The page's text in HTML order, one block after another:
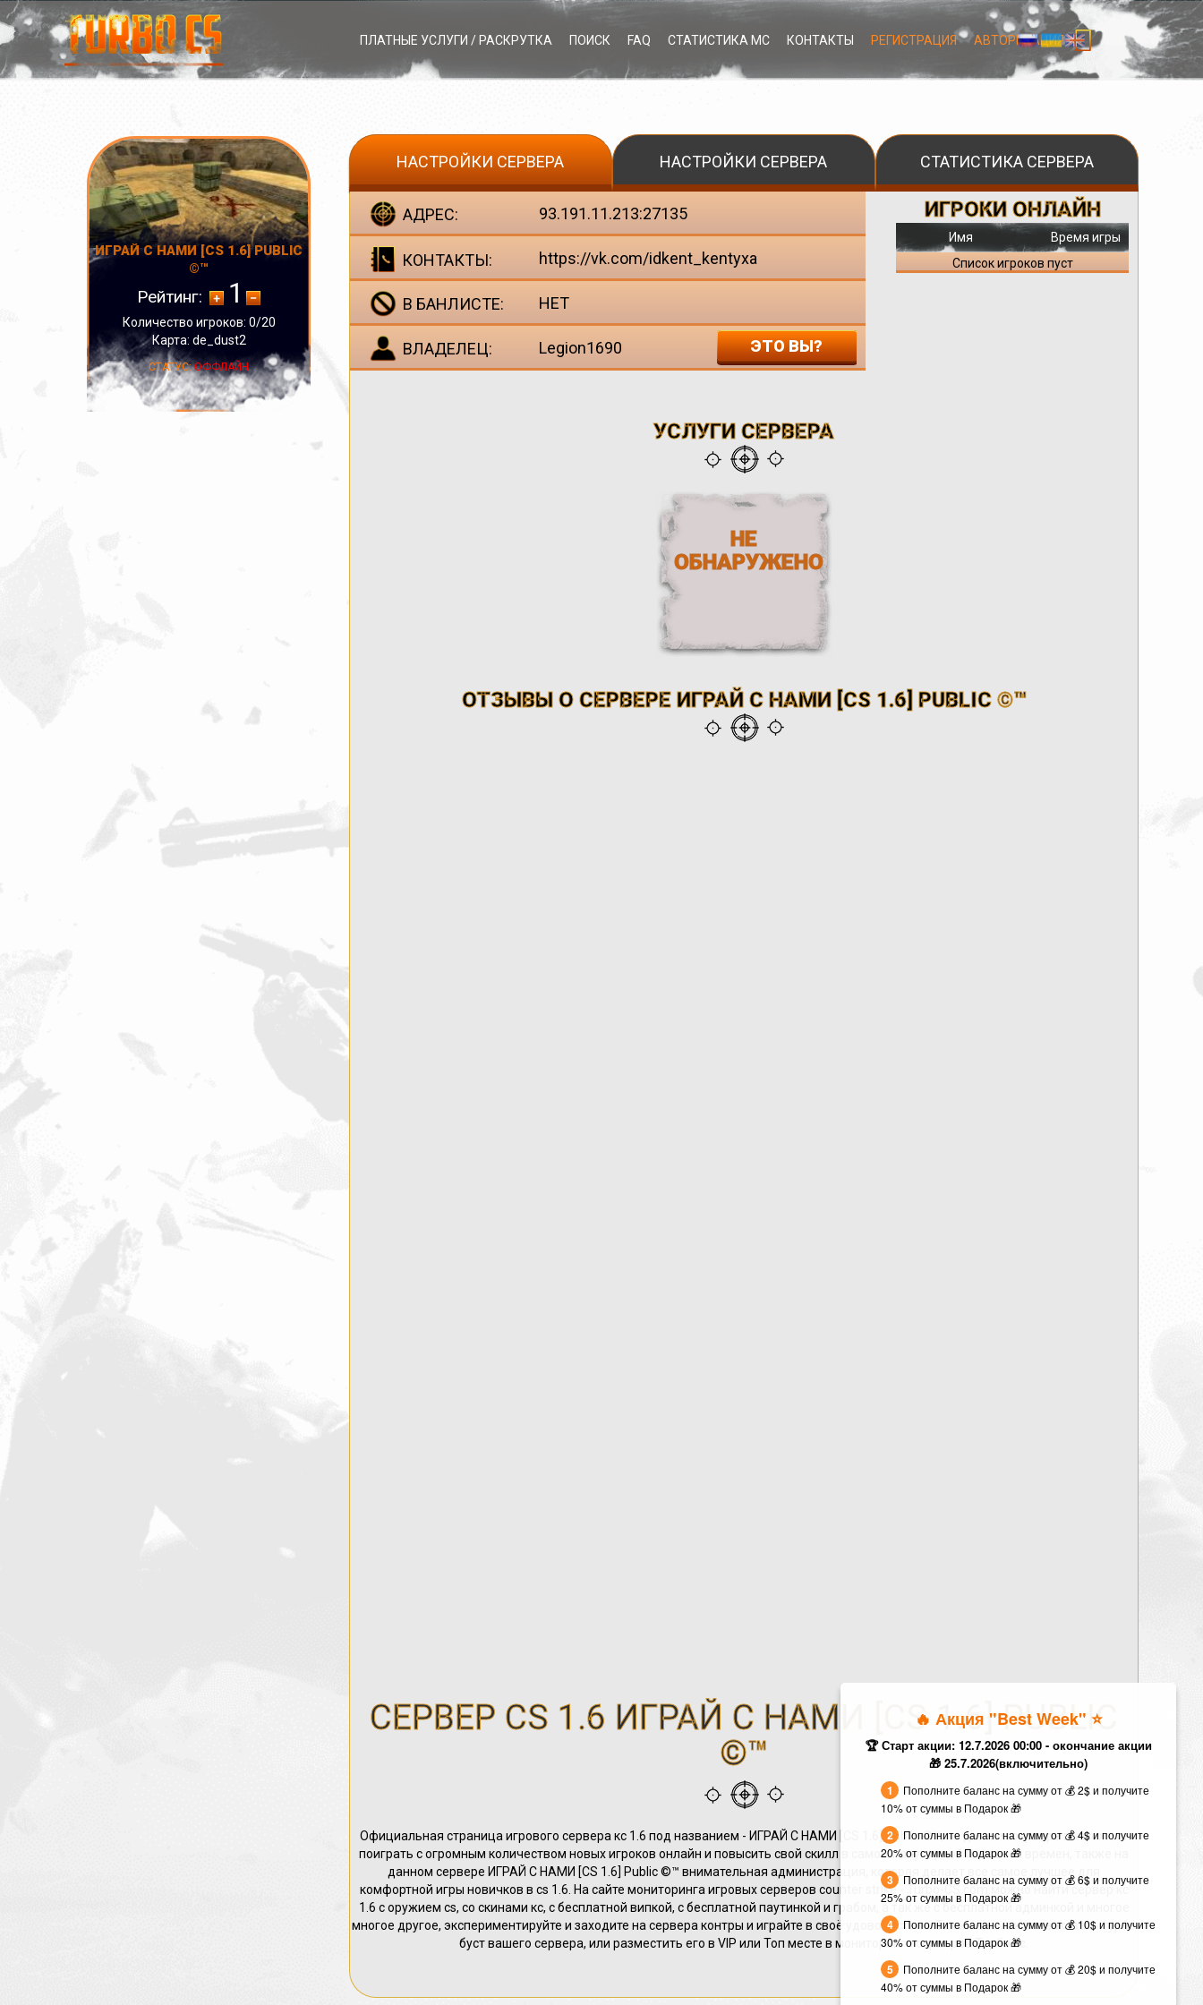
ПЛАТНЫЕ УСЛУГИ / РАСКРУТКА ПОИСК FAQ СТАТИСТИКА МС КОНТАКТЫ РЕГИСТРАЦИЯ АВТОРИЗАЦИЯ
НАСТРОЙКИ СЕРВЕРА НАСТРОЙКИ СЕРВЕРА СТАТИСТИКА СЕРВЕРА
АДРЕС: 93.191.11.213:27135
КОНТАКТЫ: https://vk.com/idkent_kentyxa
В БАНЛИСТЕ: НЕТ
ВЛАДЕЛЕЦ: Legion1690 ЭТО ВЫ?
ИГРОКИ ОНЛАЙН
Имя
Время игры
Список игроков пуст
УСЛУГИ СЕРВЕРА
НЕ
ОБНАРУЖЕНО
ОТЗЫВЫ О СЕРВЕРЕ ИГРАЙ С НАМИ [CS 1.6] PUBLIC ©™
СЕРВЕР CS 1.6 ИГРАЙ С НАМИ [CS 1.6] PUBLIC
©™
Официальная страница игрового сервера кс 1.6 под названием - ИГРАЙ С НАМИ [CS 1.6] Public ©™, на данном сервере вы можете
поиграть с огромным количеством новых игроков онлайн и повысить свой скилл в самом популярной игре всех времен, также на
данном сервере ИГРАЙ С НАМИ [CS 1.6] Public ©™ внимательная администрация, которая делает все самое лучшее для
комфортной игры новичков в cs 1.6. На сайте мониторинга игровых серверов counter strike - Turbo-CS.com можно найти сервер кс
1.6 с оружием cs, со скинами кс, с бесплатной випкой, с бесплатной паутинкой и грабом, а так же с бесплатной админкой и многое
многое другое, экспериментируйте и заходите на сервера контры и играйте в своё удовольствие. Так же вы можете заказать турбо
буст вашего сервера, или разместить его в VIP или Топ месте в мониторинге серверов Турбо кс.
ИГРАЙ С НАМИ [CS 1.6] PUBLIC
©™
Рейтинг: 1
Количество игроков: 0/20
Карта: de_dust2
СТАТУС: ОФФЛАЙН
🔥 Акция "Best Week" ⭐️
🏆 Старт акции: 12.7.2026 00:00 - окончание акции
🎁 25.7.2026(включительно)
Пополните баланс на сумму от 💰 2$ и получите
10% от суммы в Подарок 🎁
Пополните баланс на сумму от 💰 4$ и получите
20% от суммы в Подарок 🎁
Пополните баланс на сумму от 💰 6$ и получите
25% от суммы в Подарок 🎁
Пополните баланс на сумму от 💰 10$ и получите
30% от суммы в Подарок 🎁
Пополните баланс на сумму от 💰 20$ и получите
40% от суммы в Подарок 🎁